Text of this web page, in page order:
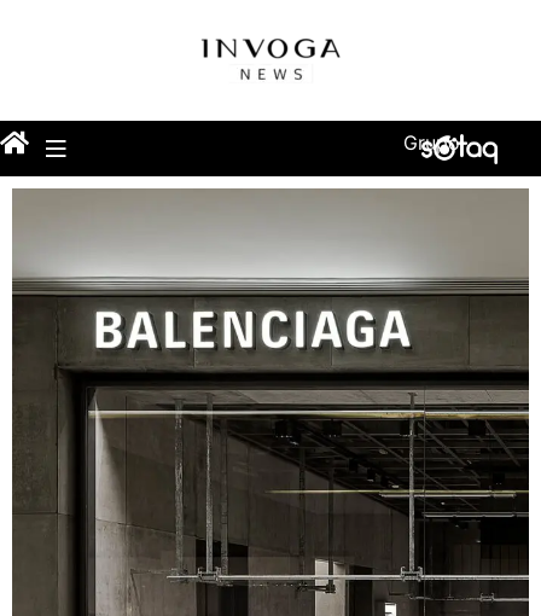
Grupo